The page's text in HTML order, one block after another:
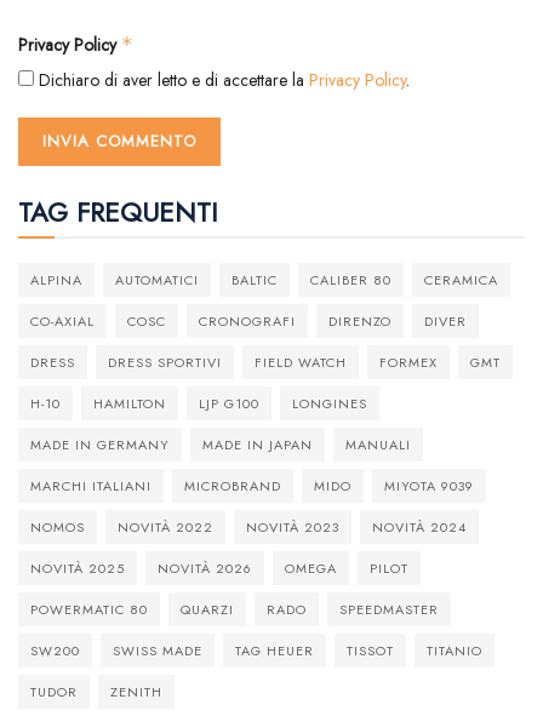
Privacy Policy *
Dichiaro di aver letto e di accettare la Privacy Policy.
TAG FREQUENTI
ALPINA AUTOMATICI BALTIC CALIBER 80 CERAMICA
CO-AXIAL COSC CRONOGRAFI DIRENZO DIVER
DRESS DRESS SPORTIVI FIELD WATCH FORMEX GMT
H-10 HAMILTON LJP G100 LONGINES
MADE IN GERMANY MADE IN JAPAN MANUALI
MARCHI ITALIANI MICROBRAND MIDO MIYOTA 9039
NOMOS NOVITÀ 2022 NOVITÀ 2023 NOVITÀ 2024
NOVITÀ 2025 NOVITÀ 2026 OMEGA PILOT
POWERMATIC 80 QUARZI RADO SPEEDMASTER
SW200 SWISS MADE TAG HEUER TISSOT TITANIO
TUDOR ZENITH